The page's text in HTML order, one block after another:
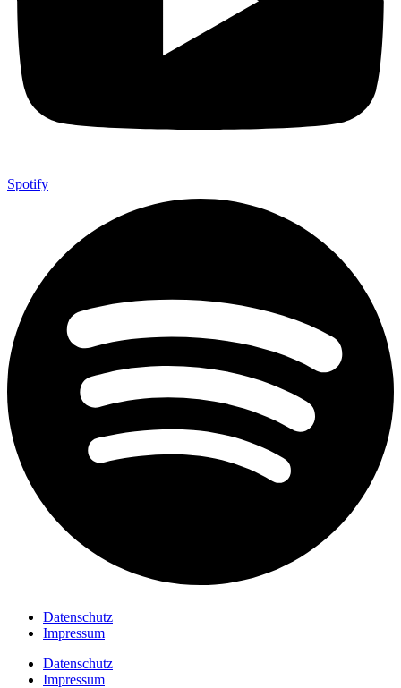
Spotify
Datenschutz
Impressum
Datenschutz
Impressum